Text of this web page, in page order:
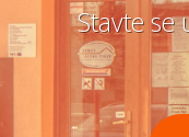
Stavte se